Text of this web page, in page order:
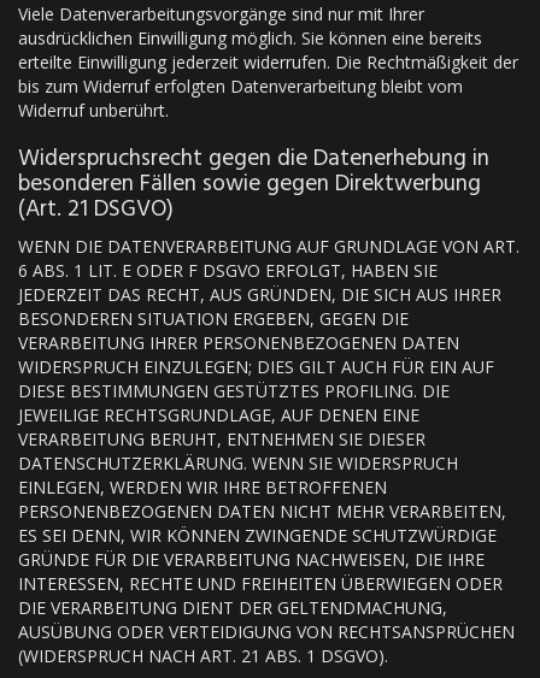
Viele Datenverarbeitungsvorgänge sind nur mit Ihrer
ausdrücklichen Einwilligung möglich. Sie können eine bereits
erteilte Einwilligung jederzeit widerrufen. Die Rechtmäßigkeit der
bis zum Widerruf erfolgten Datenverarbeitung bleibt vom
Widerruf unberührt.
Widerspruchsrecht gegen die Datenerhebung in
besonderen Fällen sowie gegen Direktwerbung
(Art. 21 DSGVO)
WENN DIE DATENVERARBEITUNG AUF GRUNDLAGE VON ART.
6 ABS. 1 LIT. E ODER F DSGVO ERFOLGT, HABEN SIE
JEDERZEIT DAS RECHT, AUS GRÜNDEN, DIE SICH AUS IHRER
BESONDEREN SITUATION ERGEBEN, GEGEN DIE
VERARBEITUNG IHRER PERSONENBEZOGENEN DATEN
WIDERSPRUCH EINZULEGEN; DIES GILT AUCH FÜR EIN AUF
DIESE BESTIMMUNGEN GESTÜTZTES PROFILING. DIE
JEWEILIGE RECHTSGRUNDLAGE, AUF DENEN EINE
VERARBEITUNG BERUHT, ENTNEHMEN SIE DIESER
DATENSCHUTZERKLÄRUNG. WENN SIE WIDERSPRUCH
EINLEGEN, WERDEN WIR IHRE BETROFFENEN
PERSONENBEZOGENEN DATEN NICHT MEHR VERARBEITEN,
ES SEI DENN, WIR KÖNNEN ZWINGENDE SCHUTZWÜRDIGE
GRÜNDE FÜR DIE VERARBEITUNG NACHWEISEN, DIE IHRE
INTERESSEN, RECHTE UND FREIHEITEN ÜBERWIEGEN ODER
DIE VERARBEITUNG DIENT DER GELTENDMACHUNG,
AUSÜBUNG ODER VERTEIDIGUNG VON RECHTSANSPRÜCHEN
(WIDERSPRUCH NACH ART. 21 ABS. 1 DSGVO).